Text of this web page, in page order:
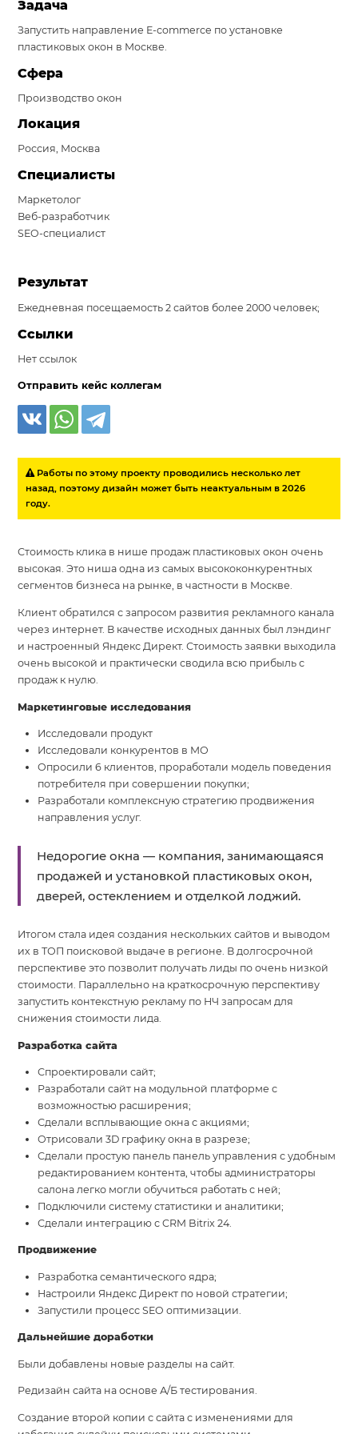
Система продаж для мебельного бизнеса
Система продаж для туристического бизнеса
Повышение конверсии сайтов
Акции
Проекты
Блог
Контакты
Задача
Запустить направление E-commerce по установке
пластиковых окон в Москве.
Сфера
Производство окон
Локация
Россия, Москва
Специалисты
Маркетолог
Веб-разработчик
SEO-специалист
Результат
Ежедневная посещаемость 2 сайтов более 2000 человек;
Ссылки
Нет ссылок
Отправить кейс коллегам
Работы по этому проекту проводились несколько лет
назад, поэтому дизайн может быть неактуальным в 2026
году.
Стоимость клика в нише продаж пластиковых окон очень
высокая. Это ниша одна из самых высококонкурентных
сегментов бизнеса на рынке, в частности в Москве.
Клиент обратился с запросом развития рекламного канала
через интернет. В качестве исходных данных был лэндинг
и настроенный Яндекс Директ. Стоимость заявки выходила
очень высокой и практически сводила всю прибыль с
продаж к нулю.
Маркетинговые исследования
Исследовали продукт
Исследовали конкурентов в МО
Опросили 6 клиентов, проработали модель поведения
потребителя при совершении покупки;
Разработали комплексную стратегию продвижения
направления услуг.
Недорогие окна — компания, занимающаяся
продажей и установкой пластиковых окон,
дверей, остеклением и отделкой лоджий.
Итогом стала идея создания нескольких сайтов и выводом
их в ТОП поисковой выдаче в регионе. В долгосрочной
перспективе это позволит получать лиды по очень низкой
стоимости. Параллельно на краткосрочную перспективу
запустить контекстную рекламу по НЧ запросам для
снижения стоимости лида.
Разработка сайта
Спроектировали сайт;
Разработали сайт на модульной платформе с
возможностью расширения;
Сделали всплывающие окна с акциями;
Отрисовали 3D графику окна в разрезе;
Сделали простую панель панель управления с удобным
редактированием контента, чтобы администраторы
салона легко могли обучиться работать с ней;
Подключили систему статистики и аналитики;
Сделали интеграцию с CRM Bitrix 24.
Продвижение
Разработка семантического ядра;
Настроили Яндекс Директ по новой стратегии;
Запустили процесс SEO оптимизации.
Дальнейшие доработки
Были добавлены новые разделы на сайт.
Редизайн сайта на основе А/Б тестирования.
Создание второй копии с сайта с изменениями для